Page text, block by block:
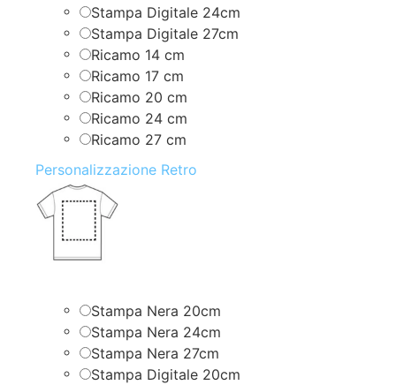
Stampa Digitale 24cm
Stampa Digitale 27cm
Ricamo 14 cm
Ricamo 17 cm
Ricamo 20 cm
Ricamo 24 cm
Ricamo 27 cm
Personalizzazione Retro
Stampa Nera 20cm
Stampa Nera 24cm
Stampa Nera 27cm
Stampa Digitale 20cm